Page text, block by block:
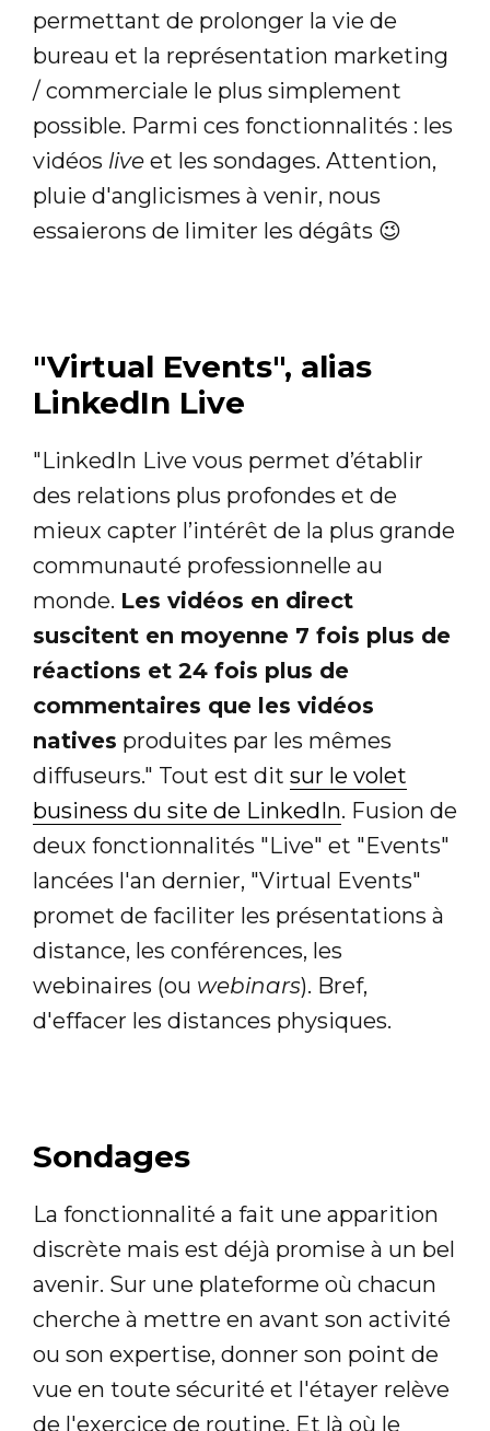
permettant de prolonger la vie de
bureau et la représentation marketing
/ commerciale le plus simplement
possible. Parmi ces fonctionnalités : les
vidéos live et les sondages. Attention,
pluie d'anglicismes à venir, nous
essaierons de limiter les dégâts 😉
"Virtual Events", alias
LinkedIn Live
"LinkedIn Live vous permet d’établir
des relations plus profondes et de
mieux capter l’intérêt de la plus grande
communauté professionnelle au
monde. Les vidéos en direct
suscitent en moyenne 7 fois plus de
réactions et 24 fois plus de
commentaires que les vidéos
natives produites par les mêmes
diffuseurs." Tout est dit sur le volet
business du site de LinkedIn. Fusion de
deux fonctionnalités "Live" et "Events"
lancées l'an dernier, "Virtual Events"
promet de faciliter les présentations à
distance, les conférences, les
webinaires (ou webinars). Bref,
d'effacer les distances physiques.
Sondages
La fonctionnalité a fait une apparition
discrète mais est déjà promise à un bel
avenir. Sur une plateforme où chacun
cherche à mettre en avant son activité
ou son expertise, donner son point de
vue en toute sécurité et l'étayer relève
de l'exercice de routine. Et là où le